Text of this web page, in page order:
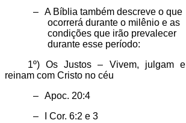
–
A Bíblia também descreve o que
ocorrerá durante o milênio e as
condições que irão prevalecer
durante esse período:
1º) Os Justos – Vivem, julgam e
reinam com Cristo no céu
–
Apoc. 20:4
–
I Cor. 6:2 e 3